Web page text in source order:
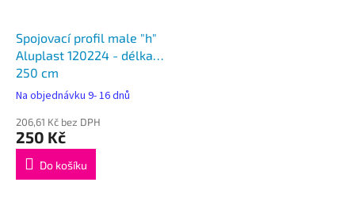
Spojovací profil male "h"
Aluplast 120224 - délka
250 cm
Na objednávku 9- 16 dnů
206,61 Kč bez DPH
250 Kč
Do košíku